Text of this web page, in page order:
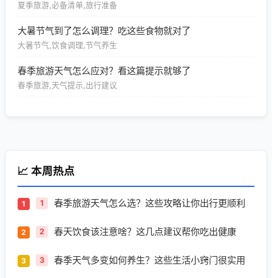
夏季旅游,必备清单,旅行准备
大暑节气到了怎么调理？吃这些食物就对了
大暑节气,饮食调理,节气养生
春季旅游天气怎么应对？看这篇提示就够了
春季旅游,天气提示,出行建议
📈 本周热点
1 春季旅游天气怎么选？这些攻略让你出行更顺利
2 春天饮食该注意啥？这几点建议帮你吃出健康
3 春季天气多变如何养生？这些生活小窍门很实用